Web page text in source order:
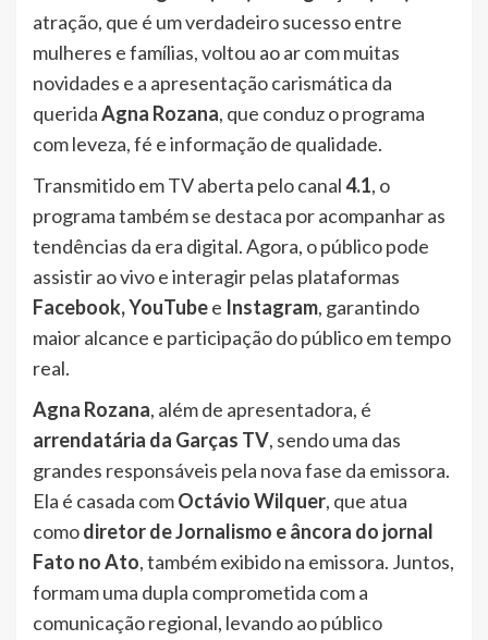
atração, que é um verdadeiro sucesso entre
mulheres e famílias, voltou ao ar com muitas
novidades e a apresentação carismática da
queridaAgna Rozana, que conduz o programa
com leveza, fé e informação de qualidade.
Transmitido em TV aberta pelo canal4.1, o
programa também se destaca por acompanhar as
tendências da era digital. Agora, o público pode
assistir ao vivo e interagir pelas plataformas
Facebook, YouTubee Instagram, garantindo
maior alcance e participação do público em tempo
real.
Agna Rozana, além de apresentadora, é
arrendatária da Garças TV, sendo uma das
grandes responsáveis pela nova fase da emissora.
Ela é casada comOctávio Wilquer, que atua
comodiretor de Jornalismo e âncora do jornal
Fato no Ato, também exibido na emissora. Juntos,
formam uma dupla comprometida com a
comunicação regional, levando ao público